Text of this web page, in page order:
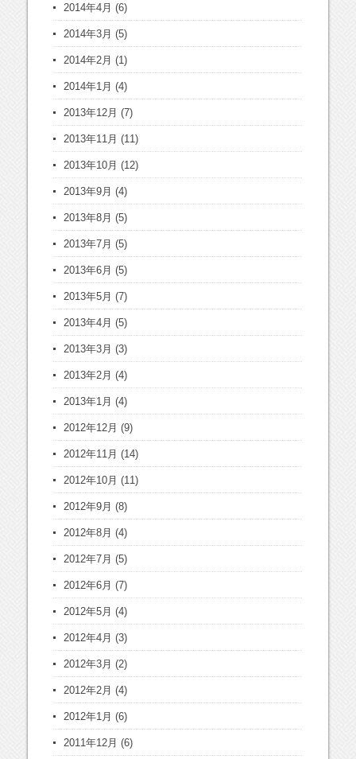
2014年4月 (6)
2014年3月 (5)
2014年2月 (1)
2014年1月 (4)
2013年12月 (7)
2013年11月 (11)
2013年10月 (12)
2013年9月 (4)
2013年8月 (5)
2013年7月 (5)
2013年6月 (5)
2013年5月 (7)
2013年4月 (5)
2013年3月 (3)
2013年2月 (4)
2013年1月 (4)
2012年12月 (9)
2012年11月 (14)
2012年10月 (11)
2012年9月 (8)
2012年8月 (4)
2012年7月 (5)
2012年6月 (7)
2012年5月 (4)
2012年4月 (3)
2012年3月 (2)
2012年2月 (4)
2012年1月 (6)
2011年12月 (6)